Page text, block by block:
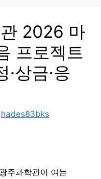
2026 마
프로젝트
상금·응
hades83bks
주과학관이 여는